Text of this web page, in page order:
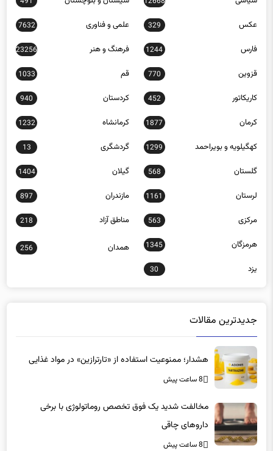
عکس 329 علمی و فناوری 7632
فارس 1244 فرهنگ و هنر 23256
قزوین 770 قم 1033
کاریکاتور 452 کردستان 940
کرمان 1877 کرمانشاه 1232
کهگیلویه و بویراحمد 1299 گردشگری 13
گلستان 568 گیلان 1404
لرستان 1161 مازندران 897
مرکزی 563 مناطق آزاد 218
هرمزگان 1345
256
یزد 30
هشدار؛ ممنوعیت استفاده از «تارترازین» در مواد غذایی
8 ساعت پیش
داروهای چاقی
8 ساعت پیش